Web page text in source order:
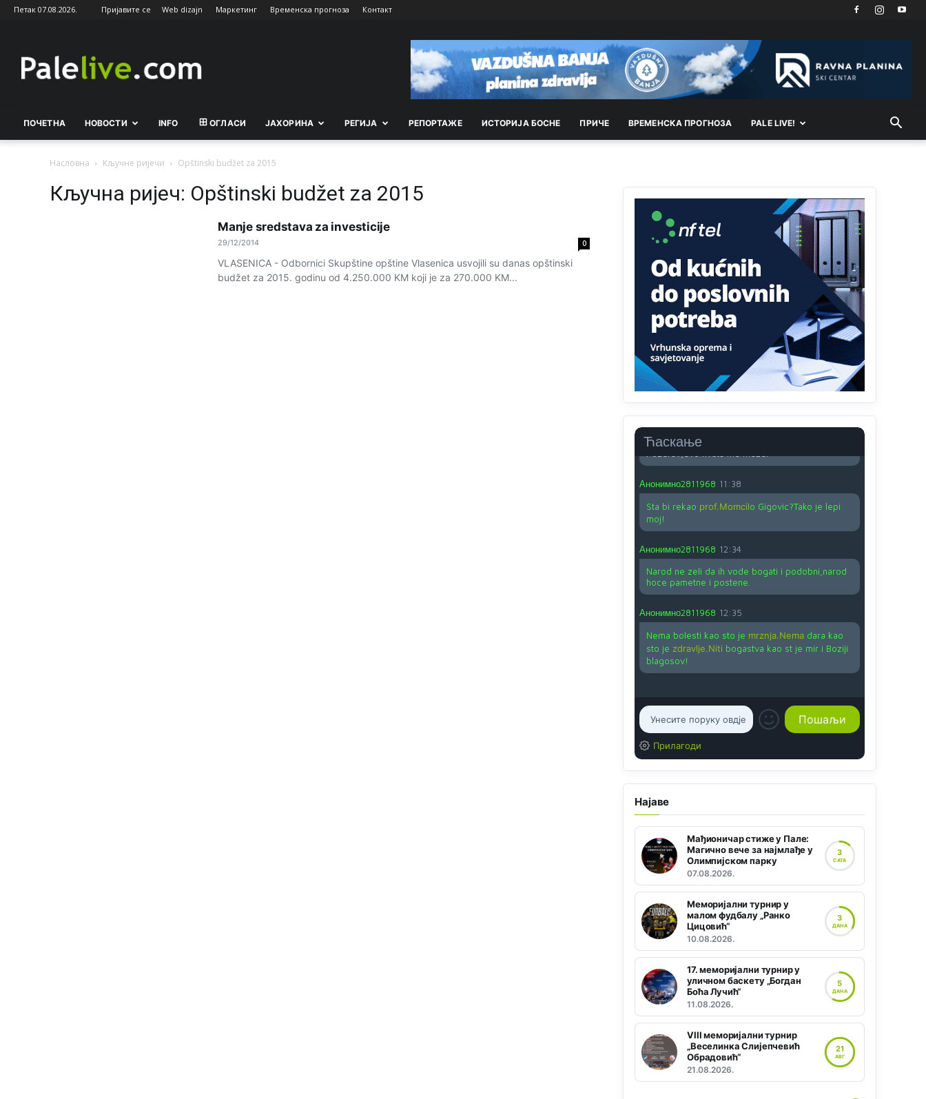
Петак 07.08.2026. Пријавите се Web dizajn Маркетинг Временска прогноза Контакт
ПОЧЕТНА НОВОСТИ INFO ОГЛАСИ ЈАХОРИНА РEГИЈА РEПОРТАЖE ИСТОРИЈА БОСНЕ ПРИЧЕ ВРEМEНСКА ПРОГНОЗА PALE LIVE!
Насловна Кључне ријечи Opštinski budžet za 2015
Кључна ријеч: Opštinski budžet za 2015
Manje sredstava za investicije
29/12/2014 0
VLASENICA - Odbornici Skupštine opštine Vlasenica usvojili su danas opštinski
budžet za 2015. godinu od 4.250.000 KM koji je za 270.000 KM...
Ћаскање
Анонимно2810587 11:11
vjeka,neko rece za Radovana i Ratka kaki su oni
srbi...i poce dalje da besjedi znam ja dobro sta je
bilo u Ag-ci...
Анонимно2810587
Proguglajte
Анонимно2810587 11:21
O kako su cudni lvi ljudi,uzeli bi sve da mogu...a
ja srce svima fajem,radujem se tudjoj sreci.I ko
ima i ko nema na iso ce mjesto leci!
Анонимно2810587
Nije u svijetu problem,nahraniti siromasnd,kako
nahraniti bogate!?
Анонимно2810587
Анонимно2811968 11:38
Sta bi rekao prof.Momcilo Gigovic?Tako je lepi
moj!
Анонимно2811968 12:34
Narod ne zeli da ih vode bogati i podobni,narod
hoce pametne i postene.
Анонимно2811968 12:35
Nema bolesti kao sto je mrznja.Nemadara kao
sto je zdravlje.Niti bogastva kao st je mir i Boziji
blagosov!
Прилагоди
Најаве
Мађионичар стиже у Пале:
Магично вече за најмлађе у
Олимпијском парку
07.08.2026.
3
САТА
Меморијални турнир у
малом фудбалу „Ранко
Цицовић“
10.08.2026.
3
ДАНА
17. меморијални турнир у
уличном баскету „Богдан
Боћа Лучић“
11.08.2026.
5
ДАНА
VIII меморијални турнир
„Веселинка Слијепчевић
Обрадовић“
21.08.2026.
21
АВГ